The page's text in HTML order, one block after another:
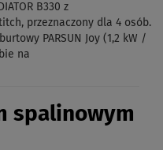
B330 z
przeznaczony dla 4 osób.
PARSUN Joy (1,2 kW /
na
spalinowym